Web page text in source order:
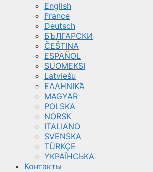
English
France
Deutsch
БЪЛГАРСКИ
ČEŠTINA
ESPAÑOL
SUOMEKSI
Latviešu
ΕΛΛΗΝΙΚΆ
MAGYAR
POLSKA
NORSK
ITALIANO
SVENSKA
TÜRKÇE
YКРАЇНСЬКА
Контакты